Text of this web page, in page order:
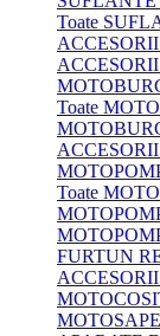
Toate
Toate
Toate
FURTUN
MOTOSAPE